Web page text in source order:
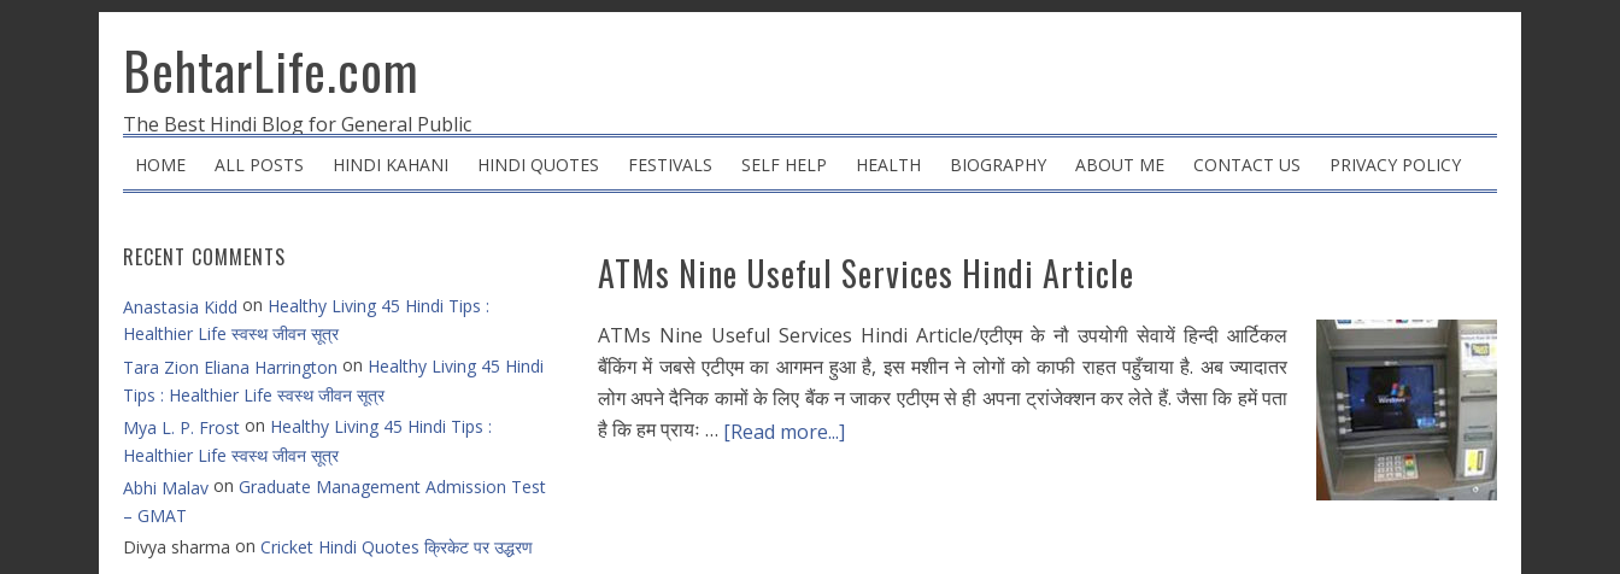
BehtarLife.com
The Best Hindi Blog for General Public
HOME ALL POSTS HINDI KAHANI HINDI QUOTES FESTIVALS SELF HELP HEALTH BIOGRAPHY ABOUT ME CONTACT US PRIVACY POLICY
ATMs Nine Useful Services Hindi Article
ATMs Nine Useful Services Hindi Article/एटीएम के नौ उपयोगी सेवायें हिन्दी आर्टिकल
बैंकिंग में जबसे एटीएम का आगमन हुआ है, इस मशीन ने लोगों को काफी राहत पहुँचाया है. अब ज्यादातर
लोग अपने दैनिक कामों के लिए बैंक न जाकर एटीएम से ही अपना ट्रांजेक्शन कर लेते हैं. जैसा कि हमें पता
है कि हम प्रायः … [Read more...]
RECENT COMMENTS
Anastasia Kidd on Healthy Living 45 Hindi Tips :
Healthier Life स्वस्थ जीवन सूत्र
Tara Zion Eliana Harrington on Healthy Living 45 Hindi
Tips : Healthier Life स्वस्थ जीवन सूत्र
Mya L. P. Frost on Healthy Living 45 Hindi Tips :
Healthier Life स्वस्थ जीवन सूत्र
Abhi Malav on Graduate Management Admission Test
– GMAT
Divya sharma on Cricket Hindi Quotes क्रिकेट पर उद्धरण